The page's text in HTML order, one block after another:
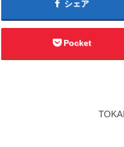
シェア
Pocket